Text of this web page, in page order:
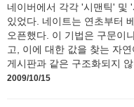
네이버에서 각각 '시맨틱' 및
있었다. 네이트는 연초부터
오픈했다. 이 기법은 구문이
고, 이에 대한 값을 찾는 자
게시판과 같은 구조화되지
2009/10/15